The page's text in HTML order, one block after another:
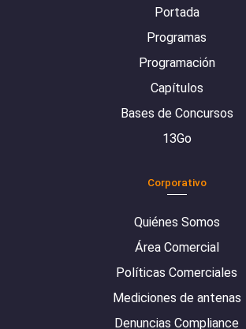
Portada
Programas
Programación
Capítulos
Bases de Concursos
13Go
Corporativo
Quiénes Somos
Área Comercial
Políticas Comerciales
Mediciones de antenas
Denuncias Compliance